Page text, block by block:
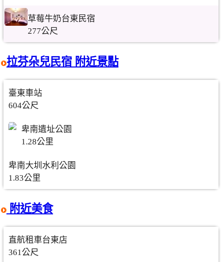
草莓牛奶台東民宿
277公尺
拉芬朵兒民宿 附近景點
臺東車站
604公尺
卑南遺址公園
1.28公里
卑南大圳水利公園
1.83公里
附近美食
直航租車台東店
361公尺